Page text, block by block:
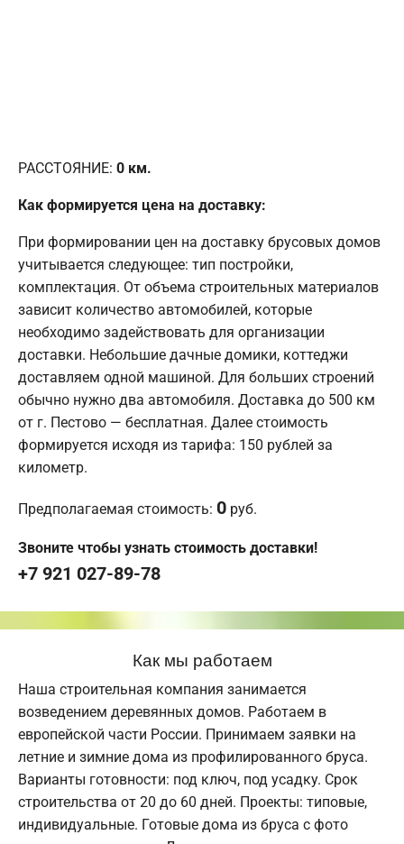
РАССТОЯНИЕ: 0 км.
Как формируется цена на доставку:
При формировании цен на доставку брусовых домов
учитывается следующее: тип постройки,
комплектация. От объема строительных материалов
зависит количество автомобилей, которые
необходимо задействовать для организации
доставки. Небольшие дачные домики, коттеджи
доставляем одной машиной. Для больших строений
обычно нужно два автомобиля. Доставка до 500 км
от г. Пестово — бесплатная. Далее стоимость
формируется исходя из тарифа: 150 рублей за
километр.
Предполагаемая стоимость: 0 руб.
Звоните чтобы узнать стоимость доставки!
+7 921 027-89-78
Как мы работаем
Наша строительная компания занимается
возведением деревянных домов. Работаем в
европейской части России. Принимаем заявки на
летние и зимние дома из профилированного бруса.
Варианты готовности: под ключ, под усадку. Срок
строительства от 20 до 60 дней. Проекты: типовые,
индивидуальные. Готовые дома из бруса с фото